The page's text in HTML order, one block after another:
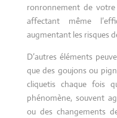
ronronnement de
affectant même
augmentant les risques
D’autres éléments
que des goujons ou
cliquetis chaque fois
phénomène, souvent
ou des changements